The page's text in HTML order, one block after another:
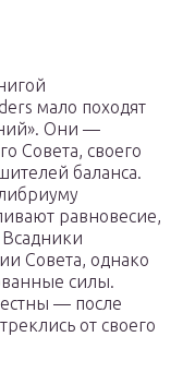
мало походят
Они —
Совета, своего
баланса.
равновесие,
Совета, однако
силы.
— после
от своего